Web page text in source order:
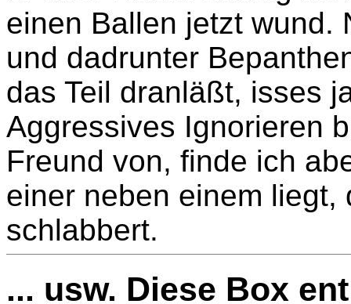
einen Ballen jetzt wund.
und dadrunter
das Teil dranläßt, isses
Aggressives Ignorieren
Freund von, finde ich
einer neben einem
schlabbert.
... usw. Diese Box